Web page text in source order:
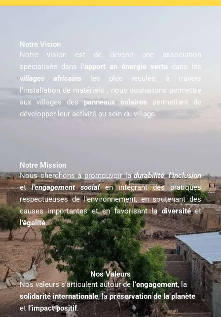
Notre Vision
Notre vision est de devenir une association
spécialisée dans l’apport en énergie verte dans les
villages africainsles plus reculés, à travers
l’installation de matériels , nous souhaitons permettre
aux villages des panneaux solaires permettant de
développer leur activité au sein du village.
Notre Mission
Nous cherchons à promouvoir ladurabilité,l’inclusion
etl’engagementsocial
en intégrant des pratiques
respectueuses de l’environnement, en soutenant des
causes importantes et en favorisant ladiversitéet
l’égalité.
Nos Valeurs
Nos valeurs s’articulent autour de l’engagement, la
solidarité internationale, lapréservation de la planète
et l’impact positif.